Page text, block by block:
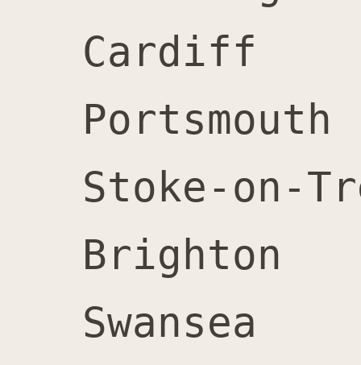
Cardiff			1,900		2,400		4,300		56%
Portsmouth		2,000		2,300		4,300		53%
Stoke-on-Trent		2,100		2,100
Brighton		1,600		2,000		3,600		56%
Swansea			1,400		1,700		3,100		55%